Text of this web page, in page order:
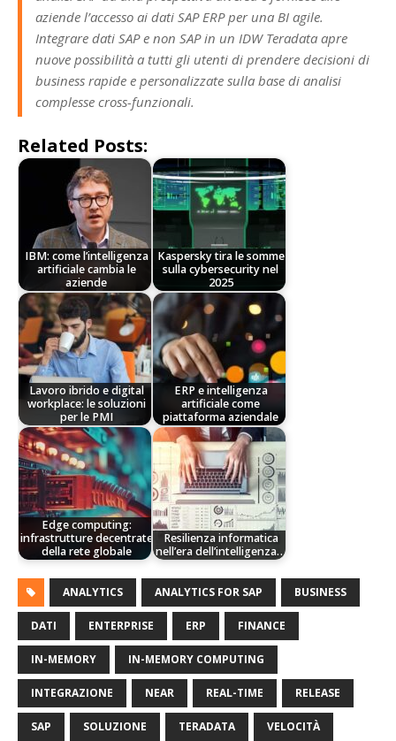
aziende l’accesso ai dati SAP ERP per una BI agile.
Integrare dati SAP e non SAP in un IDW Teradata apre
nuove possibilità a tutti gli utenti di prendere decisioni di
business rapide e personalizzate sulla base di analisi
complesse cross-funzionali.
Related Posts:
IBM: come l’intelligenza
artificiale cambia le
aziende
Kaspersky tira le somme
sulla cybersecurity nel
2025
Lavoro ibrido e digital
workplace: le soluzioni
per le PMI
ERP e intelligenza
artificiale come
piattaforma aziendale
Edge computing:
infrastrutture decentrate
della rete globale
Resilienza informatica
nell’era dell’intelligenza…
ANALYTICS ANALYTICS FOR SAP BUSINESS
DATI ENTERPRISE ERP FINANCE
IN-MEMORY IN-MEMORY COMPUTING
INTEGRAZIONE NEAR REAL-TIME RELEASE
SAP SOLUZIONE TERADATA VELOCITÀ